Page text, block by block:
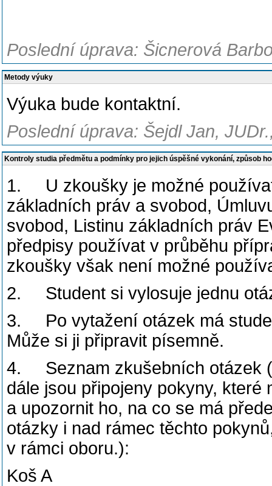
Poslední úprava: Šicnerová
Metody výuky
Výuka bude kontaktní.
Poslední úprava: Šejdl Jan,
Kontroly studia předmětu a podmínky pro jejich úspěšné vykonání, způsob
1. U zkoušky je možné
základních práv a svobod,
svobod, Listinu základních práv
předpisy používat v průběhu
zkoušky však není možné
2. Student si vylosuje jednu
3. Po vytažení otázek má
Může si ji připravit písemně.
4. Seznam zkušebních otázek
dále jsou připojeny pokyny, které
a upozornit ho, na co se má
otázky i nad rámec těchto
v rámci oboru.):
Koš A